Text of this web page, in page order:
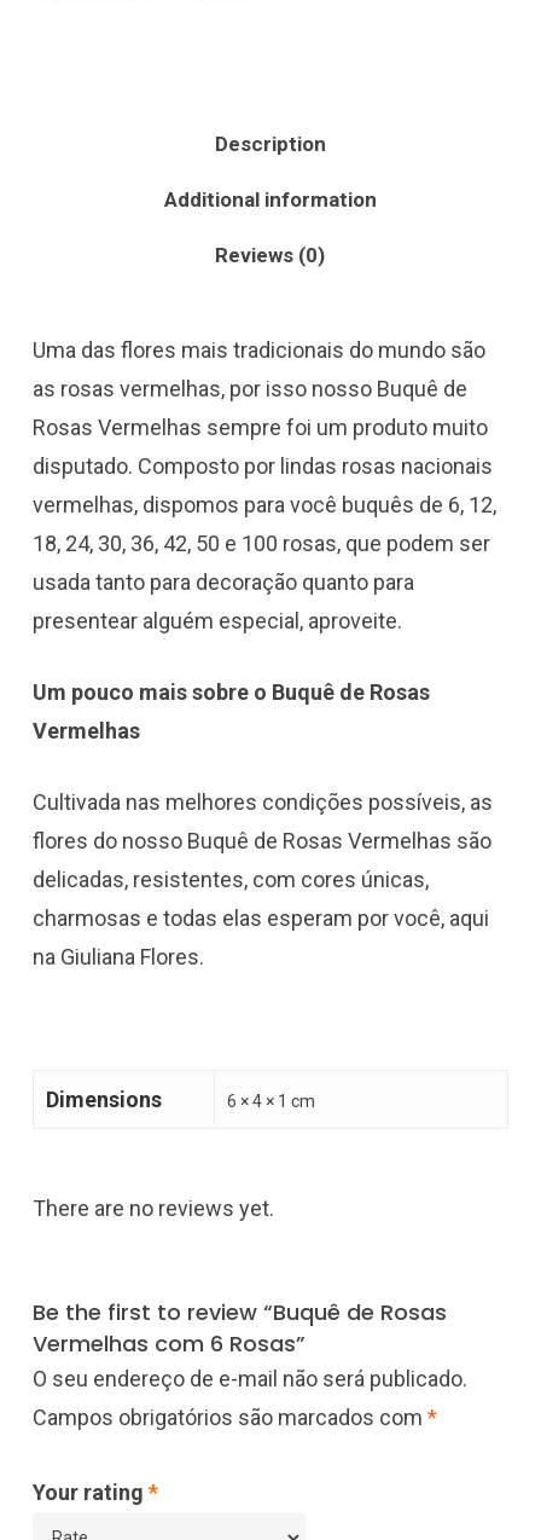
Description
Additional information
Reviews (0)
Uma das flores mais tradicionais do mundo são
as rosas vermelhas, por isso nosso Buquê de
Rosas Vermelhas sempre foi um produto muito
disputado. Composto por lindas rosas nacionais
vermelhas, dispomos para você buquês de 6, 12,
18, 24, 30, 36, 42, 50 e 100 rosas, que podem ser
usada tanto para decoração quanto para
presentear alguém especial, aproveite.
Um pouco mais sobre o Buquê de Rosas
Vermelhas
Cultivada nas melhores condições possíveis, as
flores do nosso Buquê de Rosas Vermelhas são
delicadas, resistentes, com cores únicas,
charmosas e todas elas esperam por você, aqui
na Giuliana Flores.
Dimensions 6 × 4 × 1 cm
There are no reviews yet.
Be the first to review “Buquê de Rosas
Vermelhas com 6 Rosas”
O seu endereço de e-mail não será publicado.
Campos obrigatórios são marcados com *
Your rating *